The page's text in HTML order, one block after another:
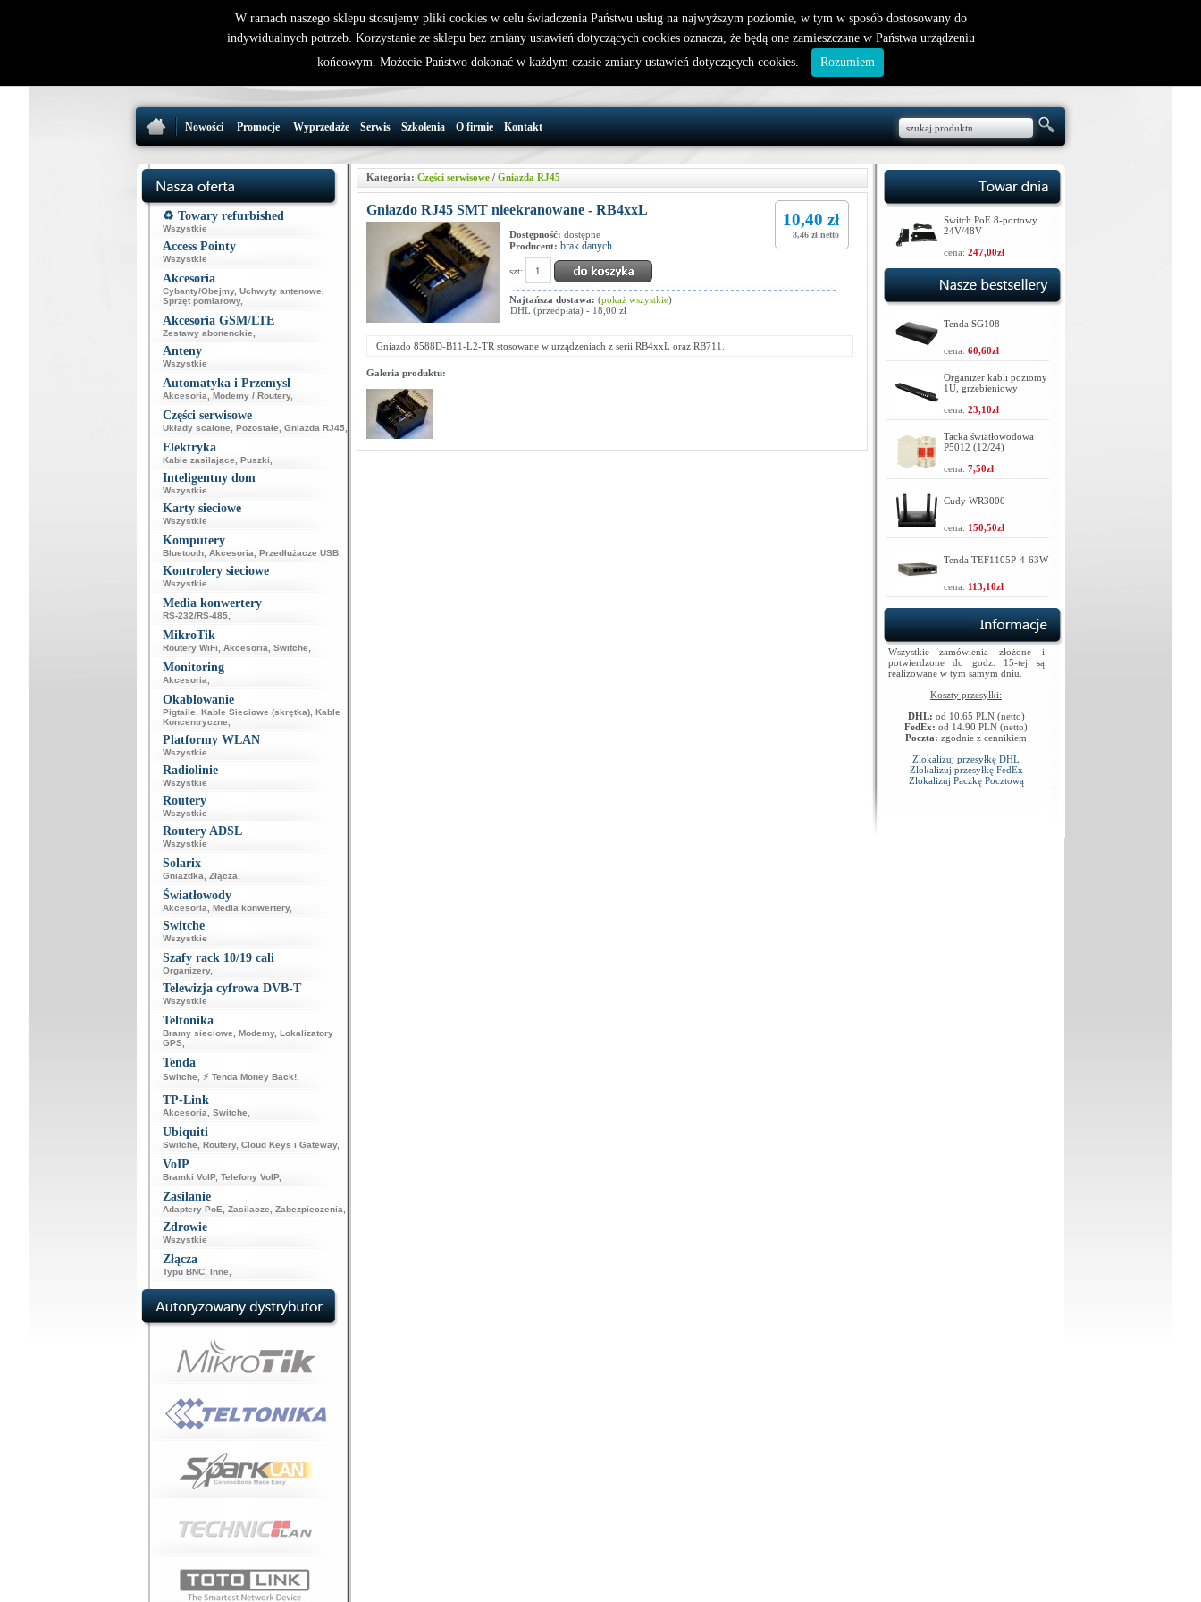
nowy klient
32 721 86 72
support@wirelesslan.com.pl
W koszyku jest 0 produktów(y)
Nowości Promocje Wyprzedaże Serwis Szkolenia O firmie Kontakt
♻️ Towary refurbished
Wszystkie
Access Pointy
Wszystkie
Akcesoria
Cybanty/Obejmy, Uchwyty antenowe
Sprzęt pomiarowy,
Akcesoria GSM/LTE
Zestawy abonenckie
Anteny
Wszystkie
Automatyka i Przemysł
Akcesoria Modemy / Routery,
Części serwisowe
Układy scalone Pozostałe Gniazda RJ45,
Elektryka
Kable zasilające Puszki
Inteligentny dom
Wszystkie
Karty sieciowe
Wszystkie
Komputery
Bluetooth, Akcesoria Przedłużacze USB,
Kontrolery sieciowe
Wszystkie
Media konwertery
RS-232/RS-485,
MikroTik
Routery WiFi Akcesoria Switche
Monitoring
Akcesoria
Okablowanie
Pigtaile Kable Sieciowe (skrętka), Kable
Koncentryczne
Platformy WLAN
Wszystkie
Radiolinie
Wszystkie
Routery
Wszystkie
Routery ADSL
Wszystkie
Solarix
Gniazdka Złącza
Światłowody
Akcesoria Media konwertery,
Switche
Wszystkie
Szafy rack 10/19 cali
Organizery,
Telewizja cyfrowa DVB-T
Wszystkie
Teltonika
Bramy sieciowe Modemy, Lokalizatory
GPS,
Tenda
Switche ⚡ Tenda Money Back!,
TP-Link
Akcesoria Switche
Ubiquiti
Switche Routery, Cloud Keys i Gateway,
VoIP
Bramki VoIP, Telefony VoIP,
Zasilanie
Adaptery PoE Zasilacze Zabezpieczenia
Zdrowie
Wszystkie
Złącza
Typu BNC, Inne
Kategoria: Części serwisowe / Gniazda RJ45
Gniazdo RJ45 SMT nieekranowane - RB4xxL
10,40 zł
8,46 zł netto
Dostępność: dostępne
Producent: brak danych
szt:
Najtańsza dostawa: (pokaż wszystkie)
DHL (przedpłata) - 18,00 zł
Gniazdo 8588D-B11-L2-TR stosowane w urządzeniach z serii RB4xxL oraz RB711.
Galeria produktu:
Switch PoE 8-portowy
24V/48V
cena: 247,00zł
Tenda SG108
cena: 60,60zł
Organizer kabli poziomy
1U, grzebieniowy
cena: 23,10zł
Tacka światłowodowa
P5012 (12/24)
cena: 7,50zł
Cudy WR3000
cena: 150,50zł
Tenda TEF1105P-4-63W
cena: 113,10zł
Wszystkie zamówienia złożone i
potwierdzone do godz. 15-tej są
realizowane w tym samym dniu.
Koszty przesyłki:
DHL: od 10.65 PLN (netto)
FedEx: od 14.90 PLN (netto)
Poczta: zgodnie z cennikiem
Zlokalizuj przesyłkę DHL
Zlokalizuj przesyłkę FedEx
Zlokalizuj Paczkę Pocztową
W ramach naszego sklepu stosujemy pliki cookies w celu świadczenia Państwu usług na najwyższym poziomie, w tym w sposób dostosowany do
indywidualnych potrzeb. Korzystanie ze sklepu bez zmiany ustawień dotyczących cookies oznacza, że będą one zamieszczane w Państwa urządzeniu
końcowym. Możecie Państwo dokonać w każdym czasie zmiany ustawień dotyczących cookies.
Rozumiem